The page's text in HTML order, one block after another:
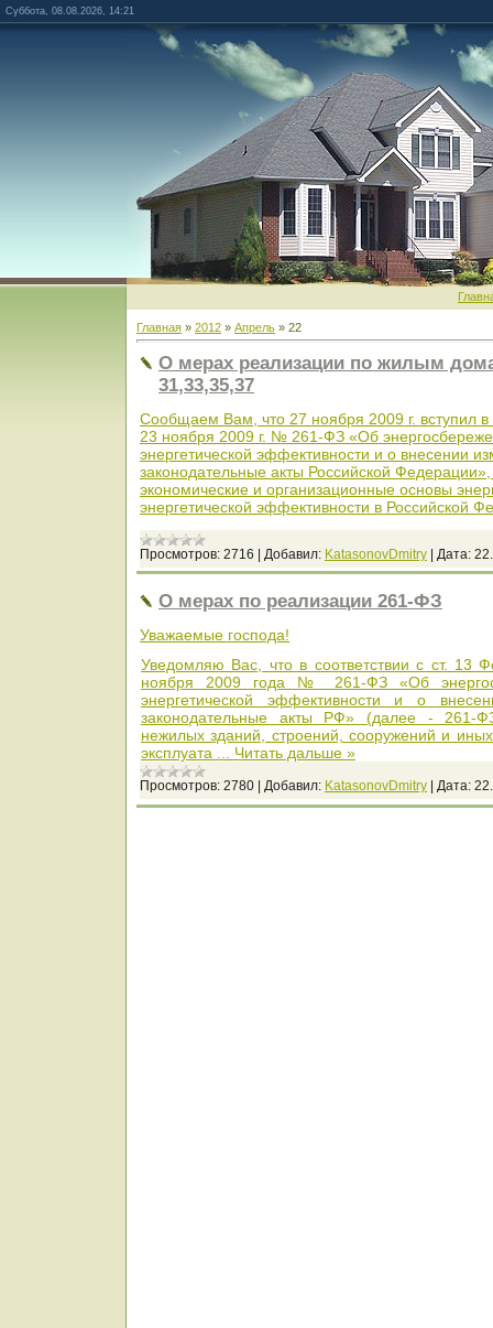
Суббота, 08.08.2026, 14:21
Главная » 2012 » Апрель » 22
О мерах реализации по жилым
31,33,35,37
Сообщаем Вам, что 27 ноября 2009 г. вступил
23 ноября 2009 г. № 261-ФЗ «Об
энергетической эффективности и о внесении
законодательные акты Российской
экономические и организационные основы
энергетической эффективности в Российской
Просмотров: 2716 Добавил: KatasonovDmitry Дата:
О мерах по реализации 261-ФЗ
Уважаемые господа!
Уведомляю Вас, что в соответствии с ст. 13
ноября 2009 года № 261-ФЗ «Об
энергетической эффективности и о
законодательные акты РФ» (далее - 261-
нежилых зданий, строений, сооружений и
эксплуата
Читать дальше »
Просмотров: 2780 Добавил: KatasonovDmitry Дата: